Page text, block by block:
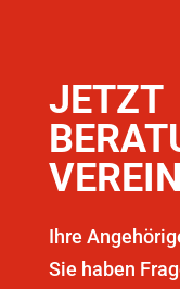
JETZT
Ihre
Sie haben